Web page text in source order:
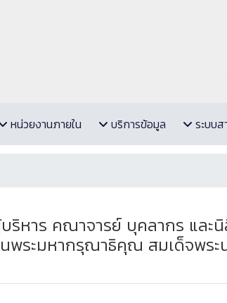
หน่วยงานภายใน บริการข้อมูล ระบบส
หาร คณาจารย์ บุคลากร และ
ระมหากรุณาธิคุณ สมเด็จพระ